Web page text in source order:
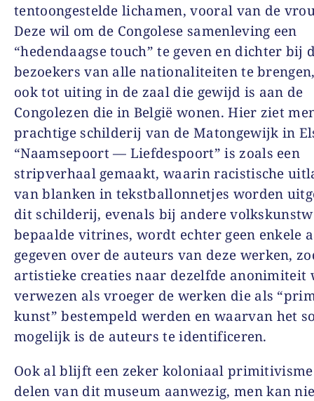
tentoongestelde lichamen, vooral van de
Deze wil om de Congolese samenleving een
“hedendaagse touch” te geven en dichter bij
bezoekers van alle nationaliteiten te
ook tot uiting in de zaal die gewijd is aan de
Congolezen die in België wonen. Hier ziet
prachtige schilderij van de Matongewijk in
“Naamsepoort — Liefdespoort” is zoals een
stripverhaal gemaakt, waarin racistische
van blanken in tekstballonnetjes worden
dit schilderij, evenals bij andere
bepaalde vitrines, wordt echter geen enkele
gegeven over de auteurs van deze werken,
artistieke creaties naar dezelfde anonimiteit
verwezen als vroeger de werken die als
kunst” bestempeld werden en waarvan het
mogelijk is de auteurs te identificeren.
Ook al blijft een zeker koloniaal
delen van dit museum aanwezig, men kan